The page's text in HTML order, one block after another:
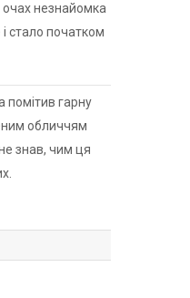
очах незнайомка
стало початком
помітив гарну
обличчям
знав, чим ця